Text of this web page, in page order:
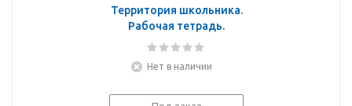
Территория школьника.
Рабочая тетрадь.
Память и внимание
Нет в наличии